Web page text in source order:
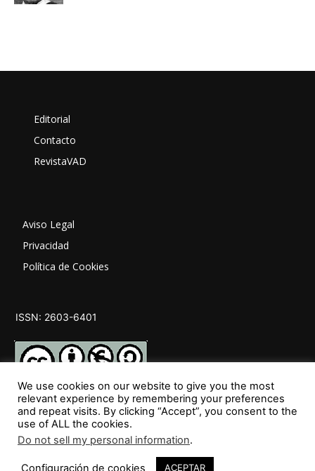
Editorial
Contacto
RevistaVAD
Aviso Legal
Privacidad
Política de Cookies
ISSN: 2603-6401
SÍGUENOS
We use cookies on our website to give you the most
relevant experience by remembering your preferences
and repeat visits. By clicking “Accept”, you consent to the
use of ALL the cookies.
Do not sell my personal information.
Configuración de cookies ACEPTAR